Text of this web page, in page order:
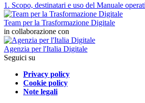
1. Scopo, destinatari e uso del Manuale
Team per la Trasformazione Digitale
in collaborazione con
Agenzia per l'Italia Digitale
Seguici su
Privacy policy
Cookie policy
Note legali